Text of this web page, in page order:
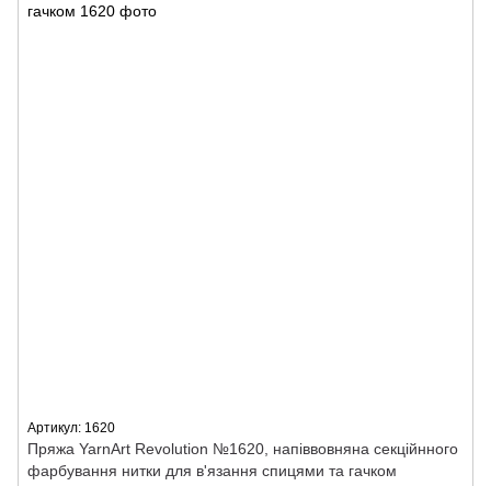
Артикул: 1620
Пряжа YarnArt Revolution №1620, напіввовняна секційнного
фарбування нитки для в'язання спицями та гачком